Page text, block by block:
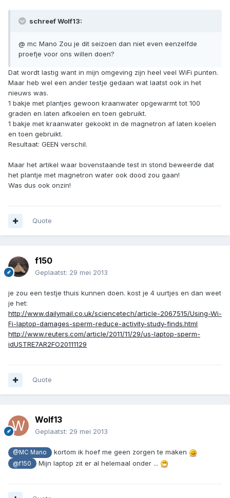
schreef Wolf13:
@ mc Mano Zou je dit seizoen dan niet even eenzelfde
proefje voor ons willen doen?
Dat wordt lastig want in mijn omgeving zijn heel veel WiFi punten.
Maar heb wel een ander testje gedaan wat laatst ook in het
nieuws was.
1 bakje met plantjes gewoon kraanwater opgewarmt tot 100
graden en laten afkoelen en toen gebruikt.
1 bakje met kraanwater gekookt in de magnetron af laten koelen
en toen gebruikt.
Resultaat: GEEN verschil.
Maar het artikel waar bovenstaande test in stond beweerde dat
het plantje met magnetron water ook dood zou gaan!
Was dus ook onzin!
Quote
f150
Geplaatst: 29 mei 2013
je zou een testje thuis kunnen doen. kost je 4 uurtjes en dan weet
je het:
http://www.dailymail.co.uk/sciencetech/article-2067515/Using-Wi-
Fi-laptop-damages-sperm-reduce-activity-study-finds.html
http://www.reuters.com/article/2011/11/29/us-laptop-sperm-
idUSTRE7AR2FO20111129
Quote
Wolf13
Geplaatst: 29 mei 2013
@MC Mano kortom ik hoef me geen zorgen te maken
@f150 Mijn laptop zit er al helemaal onder ...